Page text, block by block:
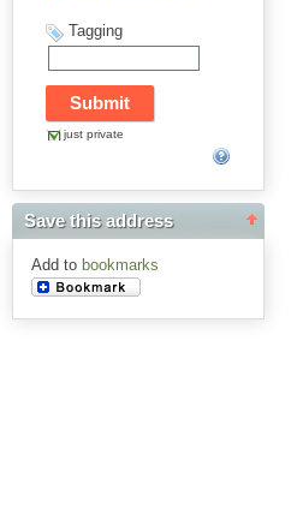
Tagging
just private
Save this address
Add to bookmarks